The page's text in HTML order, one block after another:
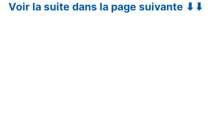
Voir la suite dans la page suivante ⬇⬇